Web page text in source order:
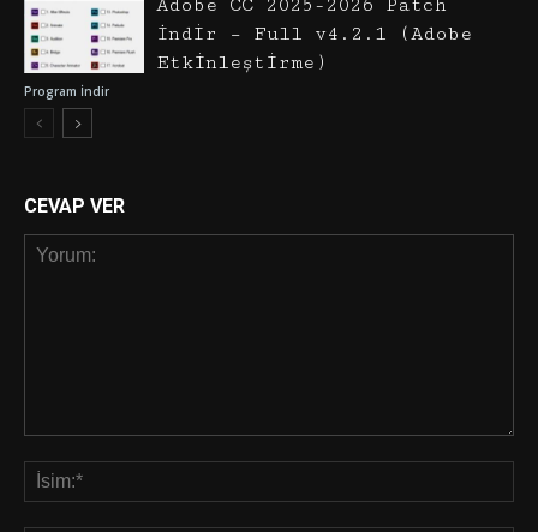
Program İndir
Adobe CC 2025-2026 Patch
İndir – Full v4.2.1 (Adobe
Etkinleştirme)
CEVAP VER